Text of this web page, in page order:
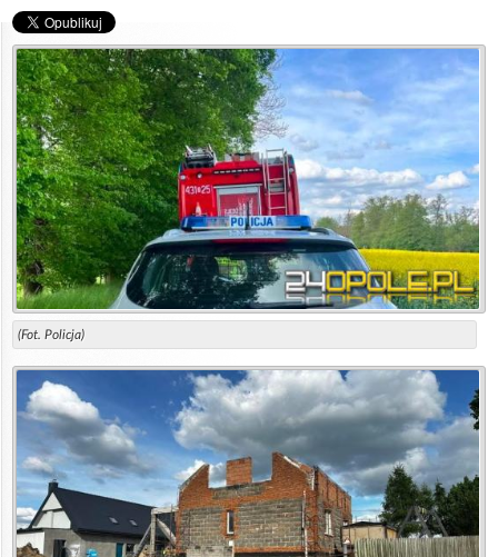
(Fot. Policja)